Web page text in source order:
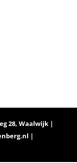
28, Waalwijk |
|